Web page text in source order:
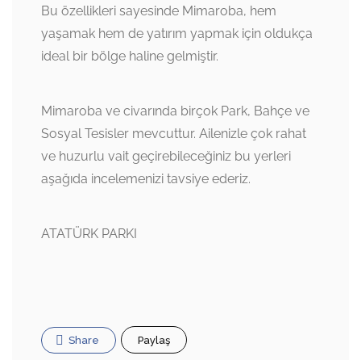
Bu özellikleri sayesinde Mimaroba, hem
yaşamak hem de yatırım yapmak için oldukça
ideal bir bölge haline gelmiştir.
Mimaroba ve civarında birçok Park, Bahçe ve
Sosyal Tesisler mevcuttur. Ailenizle çok rahat
ve huzurlu vait geçirebileceğiniz bu yerleri
aşağıda incelemenizi tavsiye ederiz.
ATATÜRK PARKI
Share Paylaş